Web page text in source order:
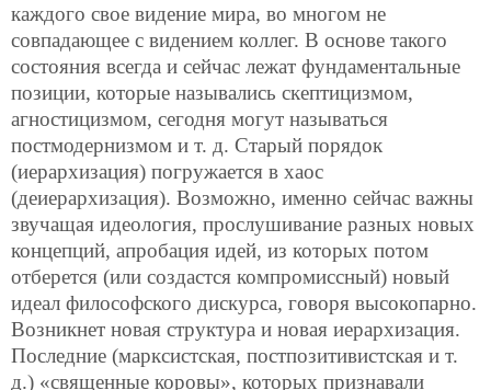
каждого свое видение мира, во многом не
совпадающее с видением коллег. В основе такого
состояния всегда и сейчас лежат фундаментальные
позиции, которые назывались скептицизмом,
агностицизмом, сегодня могут называться
постмодернизмом и т. д. Старый порядок
(иерархизация) погружается в хаос
(деиерархизация). Возможно, именно сейчас важны
звучащая идеология, прослушивание разных новых
концепций, апробация идей, из которых потом
отберется (или создастся компромиссный) новый
идеал философского дискурса, говоря высокопарно.
Возникнет новая структура и новая иерархизация.
Последние (марксистская, постпозитивистская и т.
д.) «священные коровы», которых признавали